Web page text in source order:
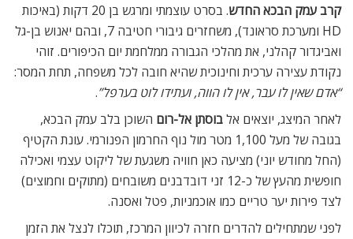
קרב עמק הבכא החדש
. בסרט עוצמתי ומרגש בן 20 דקות (באיכות
HD ומערכת סראונד), משחזרים גיבורי חטיבה 7, ובהם יאנוש בן-גל
ואביגדור קהלני, את מהלכי הגבורה ממלחמת יום הכיפורים. זוהי
נקודת עצירה ערכית וחינוכית שהיא חובה לכל משפחה, תחת המסר:
“אדם שאין לו עבר, אין לו הווה, ועתידו לוט בערפל”.
לאחר המיצג, יוצאים אלבוסתן אל-רום השוכן בלב עמק הבכא,
בגובה של מעל 1,100 מטר מול נוף החרמון הפנורמי. עונת הקטיף
(החל מחודש יוני) מציעה כאן חוויה משגעת של ליקוט עצמי ואכילה
חופשית מהעץ של כ-12 זני דובדבנים משובחים (מתוקים וחמוצים)
לצד פירות יער טריים כמו אוכמניות, פטל ואסנה.
לפני שמתחילים להדרים חזרה לכיוון המרכז, תוכלו לנצל את הזמן